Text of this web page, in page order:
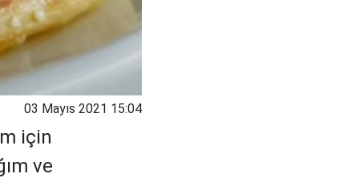
03 Mayıs 2021 15:04
için
ve